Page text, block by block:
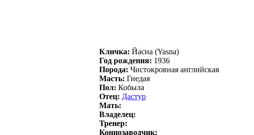
Кличка: Йaснa (Yasna)
Год рождения: 1936
Порода: Чистокровная английская
Масть: Гнедая
Пол: Кобыла
Отец: Даcтур
Мать:
Владелец:
Тренер:
Коннозаводчик: